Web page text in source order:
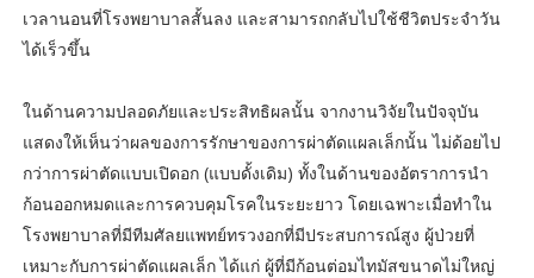
เวลานอนที่โรงพยาบาลสั้นลง และสามารถกลับไปใช้ชีวิตประจำวัน
ได้เร็วขึ้น
ในด้านความปลอดภัยและประสิทธิผลนั้น จากงานวิจัยในปัจจุบัน
แสดงให้เห็นว่าผลของการรักษาของการผ่าตัดแผลเล็กนั้น ไม่ด้อยไป
กว่าการผ่าตัดแบบเปิดอก (แบบดั้งเดิม) ทั้งในด้านของอัตราการนำ
ก้อนออกหมดและการควบคุมโรคในระยะยาว โดยเฉพาะเมื่อทำใน
โรงพยาบาลที่มีทีมศัลยแพทย์ทรวงอกที่มีประสบการณ์สูง ผู้ป่วยที่
เหมาะกับการผ่าตัดแผลเล็ก ได้แก่ ผู้ที่มีก้อนต่อมไทมัสขนาดไม่ใหญ่